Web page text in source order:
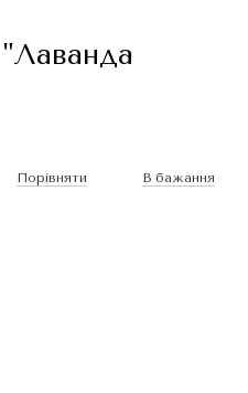
Порівняти В бажання